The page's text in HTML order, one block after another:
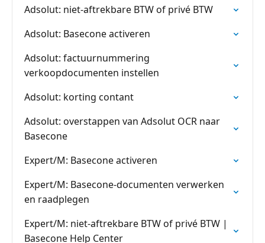
Adsolut: niet-aftrekbare BTW of privé BTW
Adsolut: Basecone activeren
Adsolut: factuurnummering
verkoopdocumenten instellen
Adsolut: korting contant
Adsolut: overstappen van Adsolut OCR naar
Basecone
Expert/M: Basecone activeren
Expert/M: Basecone-documenten verwerken
en raadplegen
Expert/M: niet-aftrekbare BTW of privé BTW |
Basecone Help Center